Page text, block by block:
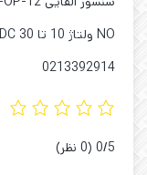
0213392914
‫0/5 ‫(0 نظر)